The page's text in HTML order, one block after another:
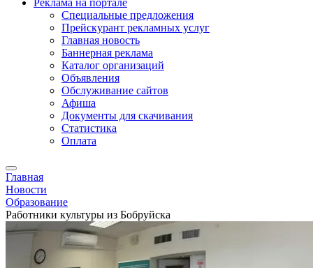
Реклама на портале
Специальные предложения
Прейскурант рекламных услуг
Главная новость
Баннерная реклама
Каталог организаций
Объявления
Обслуживание сайтов
Афиша
Документы для скачивания
Статистика
Оплата
Главная
Новости
Образование
Работники культуры из Бобруйска